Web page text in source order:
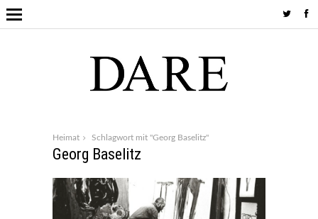
Heimat Schlagwort mit "Georg Baselitz"
Georg Baselitz